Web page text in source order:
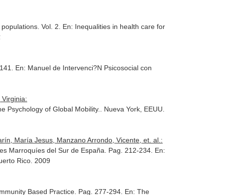
Vol. 2. En: Inequalities in health care for
En: Manuel de Intervenci?N Psicosocial con
Psychology of Global Mobility.
. Nueva York, EEUU.
María Jesus, Manzano Arrondo, Vicente, et. al.:
Marroquíes del Sur de España. Pag. 212-234. En:
Rico. 2009
Based Practice. Pag. 277-294. En: The